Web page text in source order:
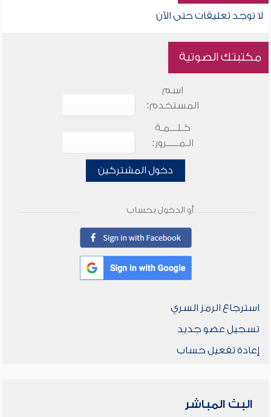
لا توجد تعليقات حتى الآن
مكتبتك الصوتية
اسم
المستخدم:
كـلـــمـة
الـمـــــرور:
دخول المشتركين
أو الدخول بحساب
استرجاع الرمز السري
تسجيل عضو جديد
إعادة تفعيل حساب
البث المباشر